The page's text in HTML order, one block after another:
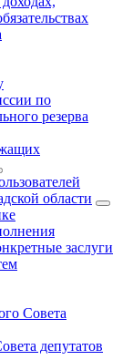
по
резерва
области
заслуги
Совета
депутатов